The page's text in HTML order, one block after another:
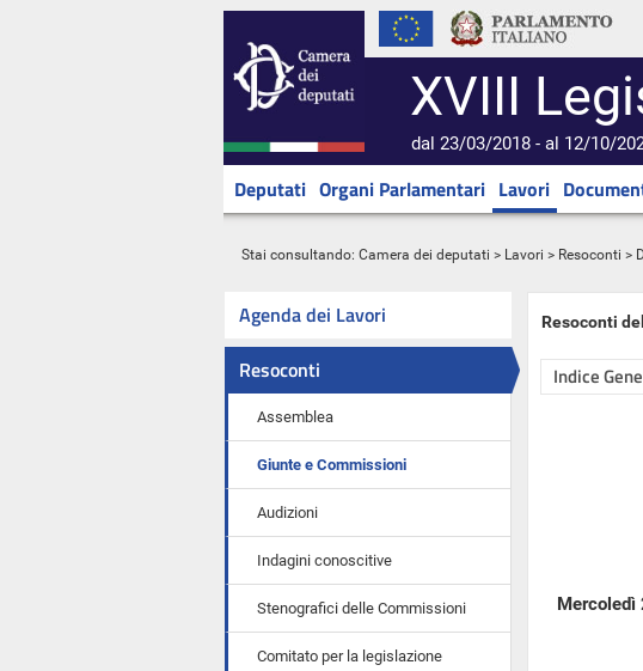
XVIII
dal 23/03/2018 - al 12/10/
Deputati Organi Parlamentari Lavori
Stai consultando: Camera dei deputati > Lavori > Resoconti >
Agenda dei Lavori
Resoconti
Assemblea
Giunte e Commissioni
Audizioni
Indagini conoscitive
Stenografici delle Commissioni
Comitato per la legislazione
Resoconti
Indice
Mercoledì